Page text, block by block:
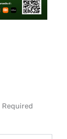
Required